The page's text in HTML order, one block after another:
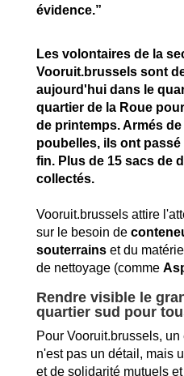
évidence.”
Les volontaires de la
Vooruit.brussels sont
aujourd'hui dans le
quartier de la Roue
de printemps. Armés
poubelles, ils ont
fin. Plus de 15 sacs de
collectés.
Vooruit.brussels attire
sur le besoin de
souterrainset du
de nettoyage (comme
Rendre visible le
quartier sud pour
Pour Vooruit.brussels,
n'est pas un détail, mais
et de solidarité mutuels